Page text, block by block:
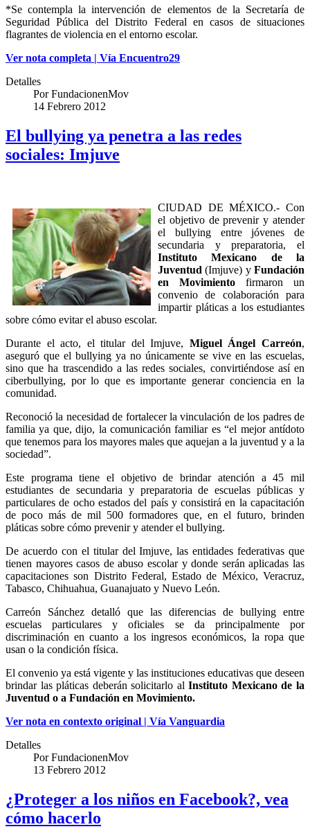
*Se contempla la intervención de elementos de la Secretaría de
Seguridad Pública del Distrito Federal en casos de situaciones
flagrantes de violencia en el entorno escolar.
Ver nota completa | Vía Encuentro29
Detalles
PorFundacionenMov
14 Febrero 2012
El bullying ya penetra a las redes
sociales: Imjuve
CIUDAD DE MÉXICO.- Con
el objetivo de prevenir y atender
el bullying entre jóvenes de
secundaria y preparatoria, el
Instituto Mexicano de la
Juventud (Imjuve) y Fundación
en Movimiento firmaron un
convenio de colaboración para
impartir pláticas a los estudiantes
sobre cómo evitar el abuso escolar.
Durante el acto, el titular del Imjuve, Miguel Ángel Carreón,
aseguró que el bullying ya no únicamente se vive en las escuelas,
sino que ha trascendido a las redes sociales, convirtiéndose así en
ciberbullying, por lo que es importante generar conciencia en la
comunidad.
Reconoció la necesidad de fortalecer la vinculación de los padres de
familia ya que, dijo, la comunicación familiar es “el mejor antídoto
que tenemos para los mayores males que aquejan a la juventud y a la
sociedad”.
Este programa tiene el objetivo de brindar atención a 45 mil
estudiantes de secundaria y preparatoria de escuelas públicas y
particulares de ocho estados del país y consistirá en la capacitación
de poco más de mil 500 formadores que, en el futuro, brinden
pláticas sobre cómo prevenir y atender el bullying.
De acuerdo con el titular del Imjuve, las entidades federativas que
tienen mayores casos de abuso escolar y donde serán aplicadas las
capacitaciones son Distrito Federal, Estado de México, Veracruz,
Tabasco, Chihuahua, Guanajuato y Nuevo León.
Carreón Sánchez detalló que las diferencias de bullying entre
escuelas particulares y oficiales se da principalmente por
discriminación en cuanto a los ingresos económicos, la ropa que
usan o la condición física.
El convenio ya está vigente y las instituciones educativas que deseen
brindar las pláticas deberán solicitarlo alInstituto Mexicano de la
Juventud o a Fundación en Movimiento.
Ver nota en contexto original | Vía Vanguardia
Detalles
PorFundacionenMov
13 Febrero 2012
¿Proteger a los niños en Facebook?, vea
cómo hacerlo